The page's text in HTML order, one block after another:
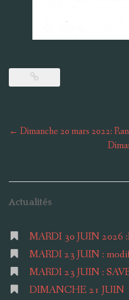
Post
← Dimanche 20 mars 2022:
Actualités
MARDI 30 JUIN 2026
MARDI 23 JUIN :
MARDI 23 JUIN :
DIMANCHE 21 JUIN